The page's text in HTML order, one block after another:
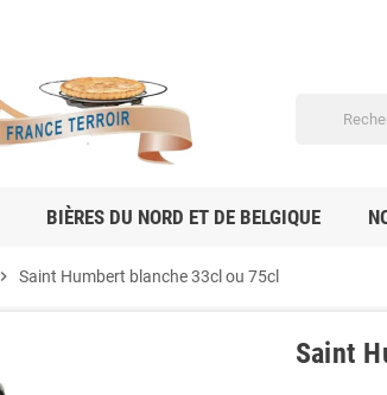
BIÈRES DU NORD ET DE BELGIQUE
chevron_right Saint Humbert blanche 33cl ou 75cl
Saint